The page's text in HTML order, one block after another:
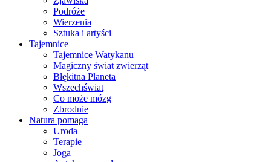
Podróże
Wierzenia
Sztuka i artyści
Tajemnice
Tajemnice Watykanu
Magiczny świat zwierząt
Błękitna Planeta
Wszechświat
Co może mózg
Zbrodnie
Natura pomaga
Uroda
Terapie
Joga